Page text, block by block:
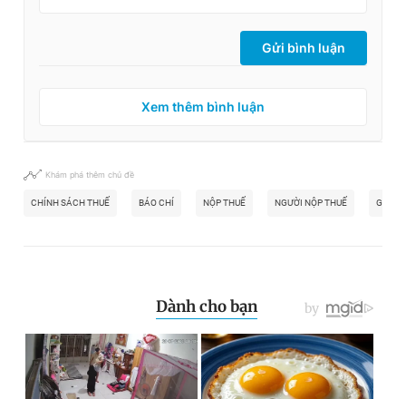
Gửi bình luận
Xem thêm bình luận
Khám phá thêm chủ đề
CHÍNH SÁCH THUẾ BÁO CHÍ NỘP THUẾ NGƯỜI NỘP THUẾ GIẢI